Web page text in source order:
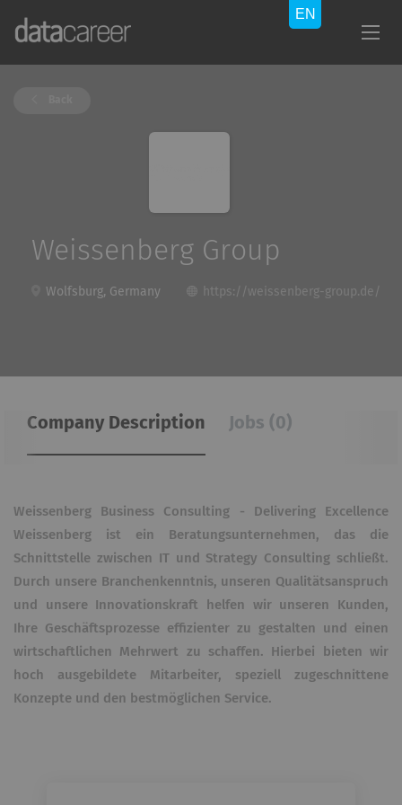
Weissenberg Group
Wolfsburg, Germany https://weissenberg-group.de/
Company Description Jobs (0)
Weissenberg Business Consulting - Delivering Excellence
Weissenberg ist ein Beratungsunternehmen, das die
Schnittstelle zwischen IT und Strategy Consulting schließt.
Durch unsere Branchenkenntnis, unseren Qualitätsanspruch
und unsere Innovationskraft helfen wir unseren Kunden,
Ihre Geschäftsprozesse effizienter zu gestalten und einen
wirtschaftlichen Mehrwert zu schaffen. Hierbei bieten wir
hoch ausgebildete Mitarbeiter, speziell zugeschnittene
Konzepte und den bestmöglichen Service.